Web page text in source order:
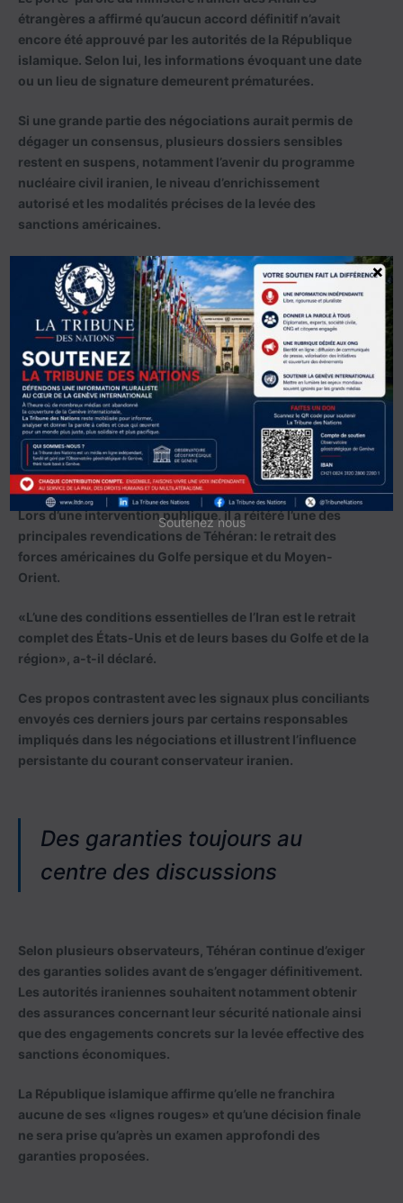
étrangères a affirmé qu’aucun accord définitif n’avait
encore été approuvé par les autorités de la République
islamique. Selon lui, les informations évoquant une date
ou un lieu de signature demeurent prématurées.
Si une grande partie des négociations aurait permis de
dégager un consensus, plusieurs dossiers sensibles
restent en suspens, notamment l’avenir du programme
nucléaire civil iranien, le niveau d’enrichissement
autorisé et les modalités précises de la levée des
sanctions américaines.
Mohsen Rezaï réaffirme les
exigences iraniennes
Dans ce contexte diplomatique délicat, les déclarations
de Mohsen Rezaï, conseiller influent du pouvoir iranien et
ancien commandant des Gardiens de la révolution, ont
rappelé la persistance de profondes divergences.
Lors d’une intervention publique, il a réitéré l’une des
principales revendications de Téhéran: le retrait des
forces américaines du Golfe persique et du Moyen-
Orient.
«L’une des conditions essentielles de l’Iran est le retrait
complet des États-Unis et de leurs bases du Golfe et de la
région», a-t-il déclaré.
Ces propos contrastent avec les signaux plus conciliants
envoyés ces derniers jours par certains responsables
impliqués dans les négociations et illustrent l’influence
persistante du courant conservateur iranien.
Des garanties toujours au
centre des discussions
Selon plusieurs observateurs, Téhéran continue d’exiger
des garanties solides avant de s’engager définitivement.
Les autorités iraniennes souhaitent notamment obtenir
des assurances concernant leur sécurité nationale ainsi
que des engagements concrets sur la levée effective des
sanctions économiques.
La République islamique affirme qu’elle ne franchira
aucune de ses «lignes rouges» et qu’une décision finale
ne sera prise qu’après un examen approfondi des
garanties proposées.
Soutenez nous
×